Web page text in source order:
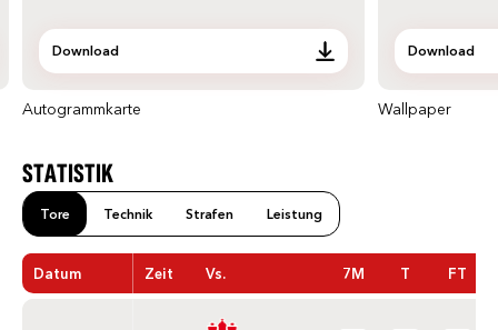
Download
Autogrammkarte
Download
Wallpaper
STATISTIK
Tore Technik Strafen Leistung
Datum Zeit Vs. 7M T FT